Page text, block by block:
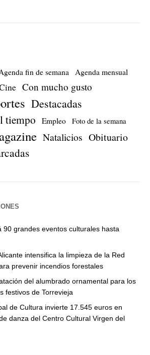
fin de semana Agenda mensual
Con mucho gusto
Destacadas
tiempo Empleo Foto de la semana
Natalicios Obituario
90 grandes eventos culturales hasta
intensifica la limpieza de la Red
prevenir incendios forestales
del alumbrado ornamental para los
festivos de Torrevieja
de Cultura invierte 17.545 euros en
danza del Centro Cultural Virgen del